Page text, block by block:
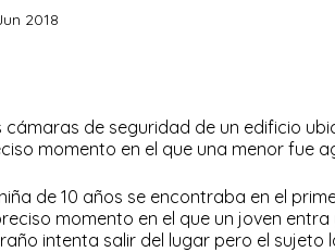
2018
cámaras de seguridad de un edificio
momento en el que una menor fue
de 10 años se encontraba en el
momento en el que un joven
intenta salir del lugar pero el sujeto